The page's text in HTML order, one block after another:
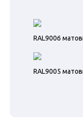
RAL9006
RAL9005